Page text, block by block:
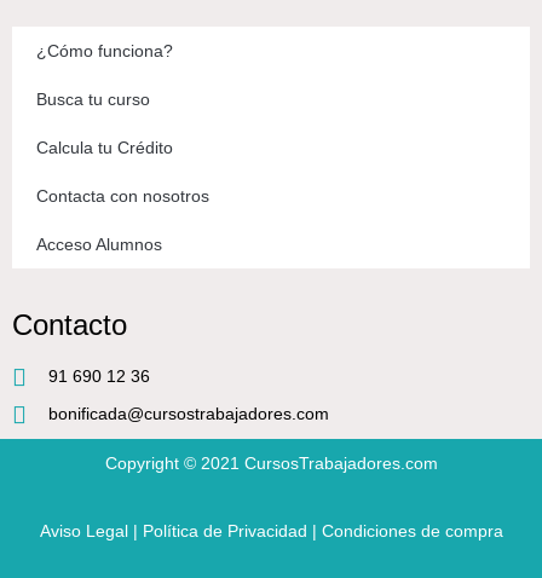
¿Cómo funciona?
Busca tu curso
Calcula tu Crédito
Contacta con nosotros
Acceso Alumnos
Contacto
91 690 12 36
bonificada@cursostrabajadores.com
Copyright © 2021 CursosTrabajadores.com
Aviso Legal| Política de Privacidad | Condiciones de compra